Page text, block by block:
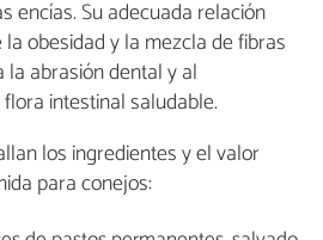
encías. Su adecuada relación
obesidad y la mezcla de fibras
abrasión dental y al
intestinal saludable.
los ingredientes y el valor
para conejos: